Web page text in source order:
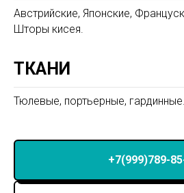
Австрийские, Японские,
Шторы кисея.
ТКАНИ
Тюлевые, портьерные,
+7(999)789-